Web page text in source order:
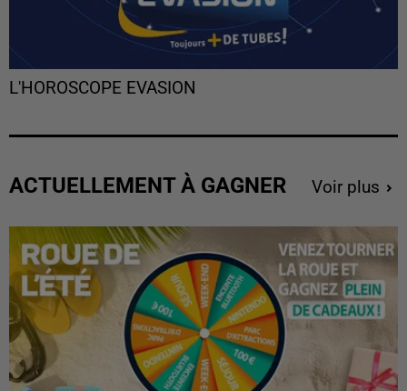
L'HOROSCOPE EVASION
ACTUELLEMENT À GAGNER Voir plus